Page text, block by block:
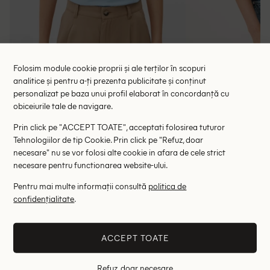
Maiou s.Oliver, bleu
35.31 lei 63.90 lei
ULTIMA ȘANSĂ
XS
ULTIMA ȘANSĂ
Altii au fost interesati de
Folosim module cookie proprii și ale terților în scopuri
analitice și pentru a-ți prezenta publicitate și conținut
personalizat pe baza unui profil elaborat în concordanță cu
obiceiurile tale de navigare.
Prin click pe "ACCEPT TOATE", acceptati folosirea tuturor
Tehnologiilor de tip Cookie. Prin click pe "Refuz, doar
necesare" nu se vor folosi alte cookie in afara de cele strict
necesare pentru functionarea website-ului.
Pentru mai multe informații consultă politica de
confidențialitate.
ACCEPT TOATE